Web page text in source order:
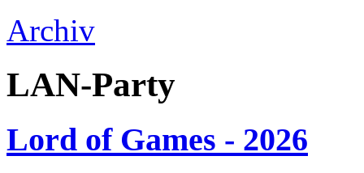
Archiv
LAN-Party
Lord of Games - 2026